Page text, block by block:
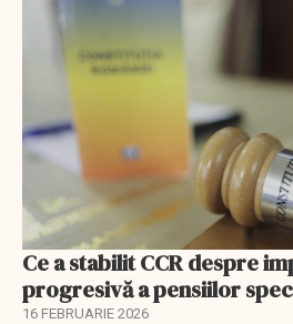
Ce a stabilit CCR despre
progresivă a pensiilor
16 FEBRUARIE 2026